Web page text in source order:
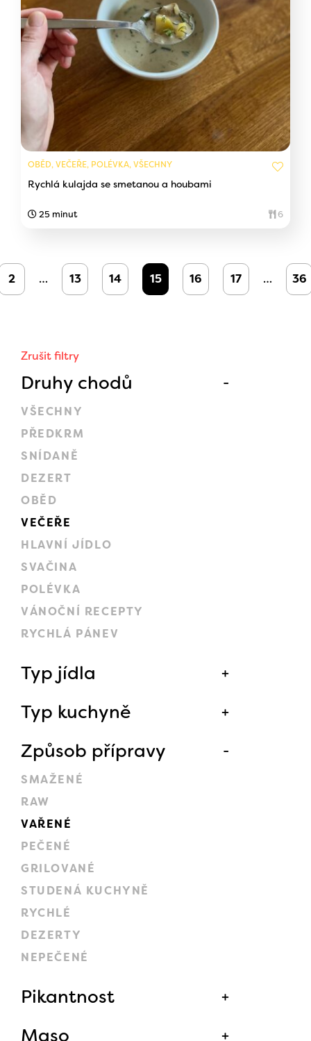
Zrušit filtry
Druhy chodů
VŠECHNY
PŘEDKRM
SNÍDANĚ
DEZERT
OBĚD
VEČEŘE
HLAVNÍ JÍDLO
SVAČINA
POLÉVKA
VÁNOČNÍ RECEPTY
RYCHLÁ PÁNEV
Typ jídla
Typ kuchyně
Způsob přípravy
SMAŽENÉ
RAW
VAŘENÉ
PEČENÉ
GRILOVANÉ
STUDENÁ KUCHYNĚ
RYCHLÉ
DEZERTY
NEPEČENÉ
Pikantnost
Maso
OBĚD, VEČEŘE, POLÉVKA, VŠECHNY
Rychlá kulajda se smetanou a houbami
25 minut 6
2 … 13 14 15 16 17 … 36